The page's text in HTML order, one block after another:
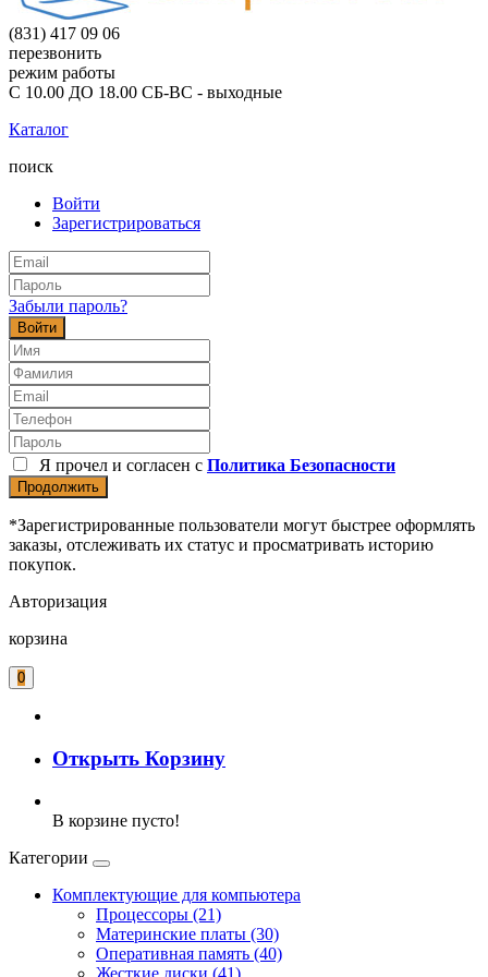
(831) 417 09 06
перезвонить
режим работы
С 10.00 ДО 18.00 СБ-ВС - выходные
Каталог
поиск
Войти
Зарегистрироваться
Забыли пароль?
Войти
Я прочел и согласен с Политика Безопасности
Продолжить
*Зарегистрированные пользователи могут быстрее оформлять
заказы, отслеживать их статус и просматривать историю
покупок.
Авторизация
корзина
0
Открыть Корзину
В корзине пусто!
Категории
Комплектующие для компьютера
Процессоры (21)
Материнские платы (30)
Оперативная память (40)
Жесткие диски (41)